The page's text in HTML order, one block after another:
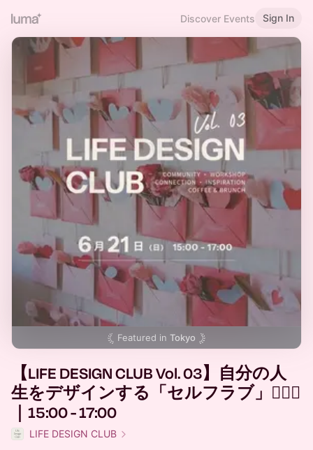
Discover Events Sign In
Featured in Tokyo
【LIFE DESIGN CLUB Vol. 03】自分の人
生をデザインする「セルフラブ」✍🏼💌
｜15:00 - 17:00
LIFE DESIGN CLUB